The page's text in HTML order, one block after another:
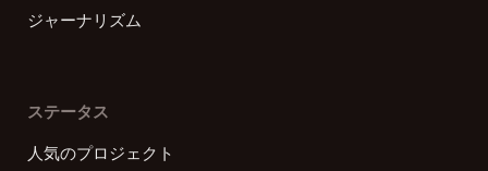
ジャーナリズム
ステータス
人気のプロジェクト